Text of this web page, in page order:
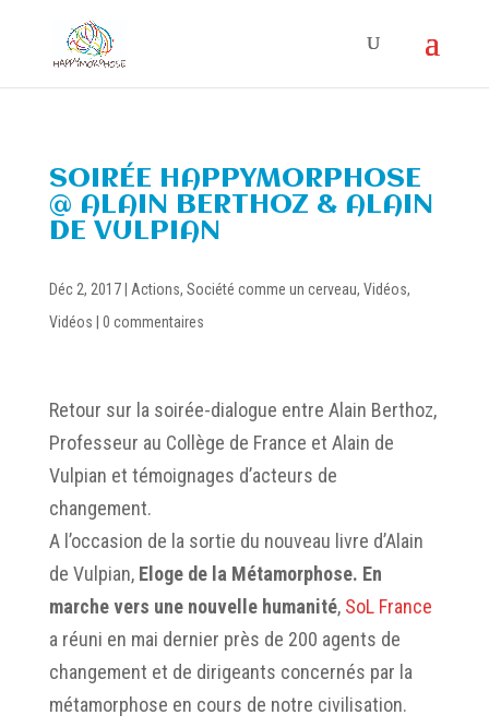
SOIRÉE HAPPYMORPHOSE
@ ALAIN BERTHOZ & ALAIN
DE VULPIAN
Déc 2, 2017| Actions, Société comme un cerveau, Vidéos,
Vidéos
0 commentaires
Retour sur la soirée-dialogue entre Alain Berthoz,
Professeur au Collège de France et Alain de
Vulpian et témoignages d’acteurs de
changement.
A l’occasion de la sortie du nouveau livre d’Alain
de Vulpian, Eloge de la Métamorphose. En
marche vers une nouvelle humanité, SoL France
a réuni en mai dernier près de 200 agents de
changement et de dirigeants concernés par la
métamorphose en cours de notre civilisation.